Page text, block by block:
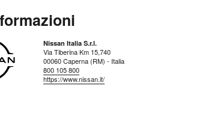
Nissan Italia S.r.l.
Via Tiberina Km 15,740
00060 Caperna (RM) - Italia
800 105 800
https://www.nissan.it/